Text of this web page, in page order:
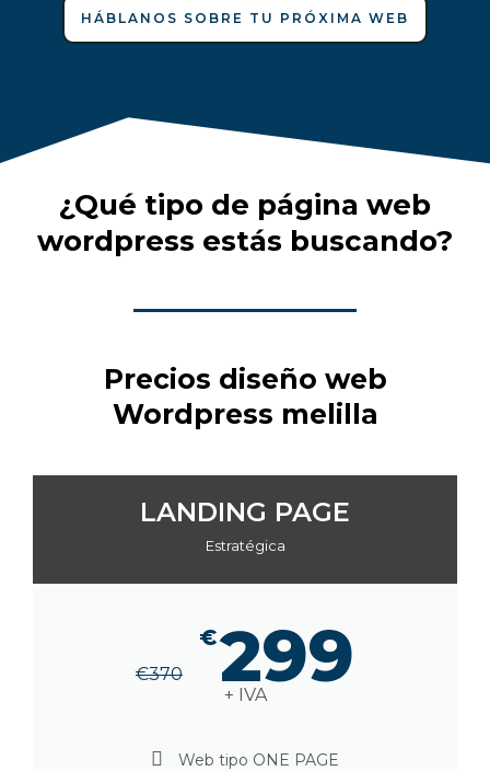
HÁBLANOS SOBRE TU PRÓXIMA WEB
¿Qué tipo de página web
wordpress estás buscando?
Precios diseño web
Wordpress melilla
LANDING PAGE
Estratégica
€370
€299
+ IVA
Web tipo ONE PAGE